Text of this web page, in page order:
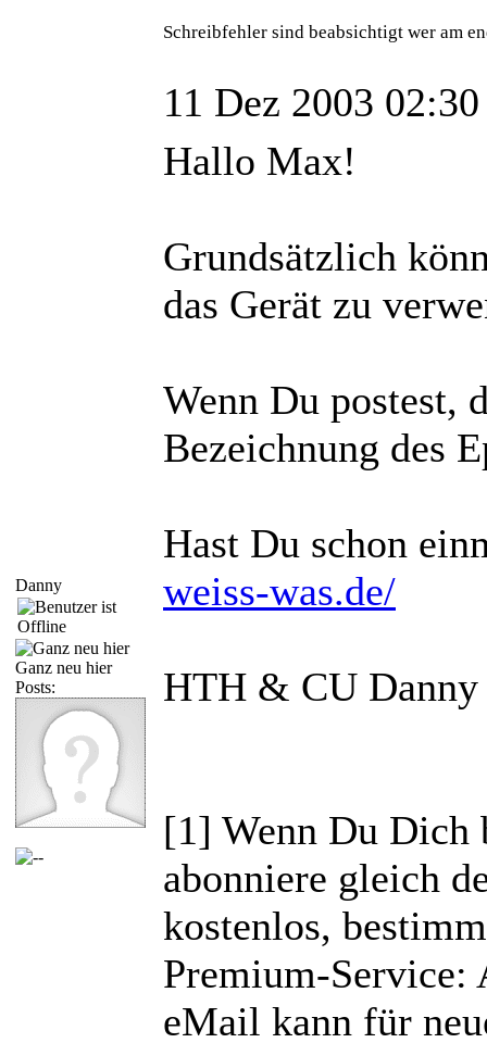
Schreibfehler sind beabsichtigt wer am
Danny
Ganz neu hier
Posts:
11 Dez 2003 02:30
Hallo Max!
Grundsätzlich
das Gerät zu
Wenn Du postest,
Bezeichnung des
Hast Du schon
weiss-was.de/
HTH & CU Danny
[1] Wenn Du Dich
abonniere gleich
kostenlos,
Premium-Service:
eMail kann für